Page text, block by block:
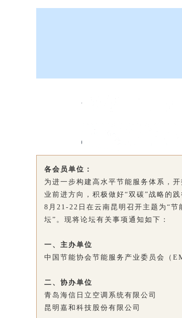
各会员单位：
为进一步构建高水平节能服务体系，
业前进方向，积极做好“双碳”战略的
8月21-22日在云南昆明召开主题为“节
坛”。现将论坛有关事项通知如下：
一、主办单位
中国节能协会节能服务产业委员会（
二、协办单位
青岛海信日立空调系统有限公司
昆明嘉和科技股份有限公司